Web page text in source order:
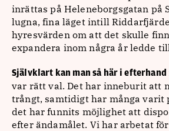
inrättas på Heleneborgsgatan på
lugna, fina läget intill
hyresvärden om att det skulle
expandera inom några år ledde
Självklart kan man så här i efterhand
var rätt val. Det har inneburit att
trångt, samtidigt har många varit
det har funnits möjlighet att
efter ändamålet. Vi har arbetat